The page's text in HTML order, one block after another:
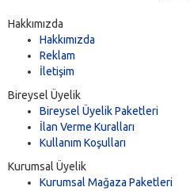
Hakkımızda
Hakkımızda
Reklam
İletişim
Bireysel Üyelik
Bireysel Üyelik Paketleri
İlan Verme Kuralları
Kullanım Koşulları
Kurumsal Üyelik
Kurumsal Mağaza Paketleri